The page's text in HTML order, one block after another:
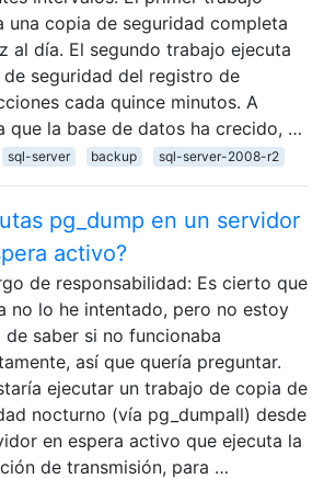
una copia de seguridad completa
al día. El segundo trabajo ejecuta
seguridad del registro de
cada quince minutos. A
que la base de datos ha crecido, …
sql-server backup sql-server-2008-r2
pg_dump en un servidor
activo?
de responsabilidad: Es cierto que
no lo he intentado, pero no estoy
de saber si no funcionaba
así que quería preguntar.
ejecutar un trabajo de copia de
nocturno (vía pg_dumpall) desde
en espera activo que ejecuta la
de transmisión, para …